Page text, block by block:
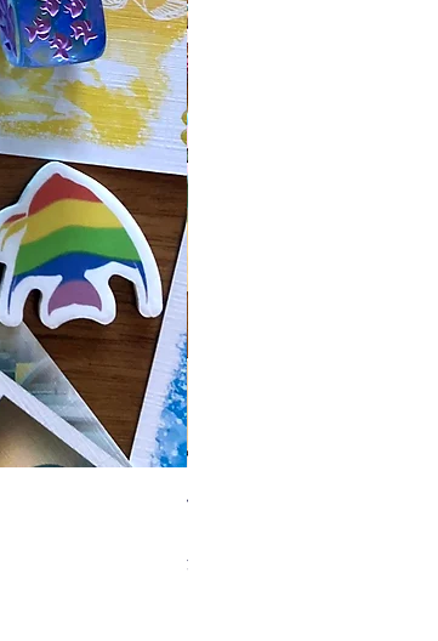
ぶらり、カモ川 Walking in
消費税込み